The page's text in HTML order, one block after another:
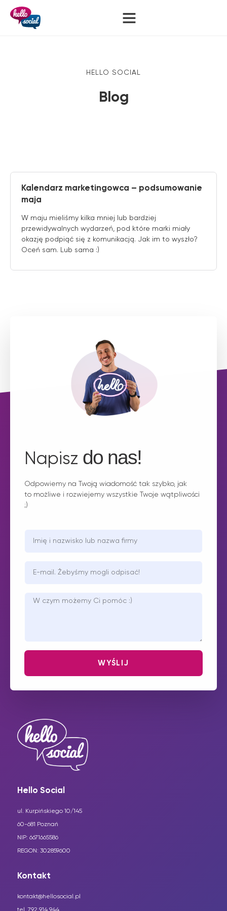
HELLO SOCIAL
Blog
Kalendarz marketingowca – podsumowanie
maja
W maju mieliśmy kilka mniej lub bardziej
przewidywalnych wydarzeń, pod które marki miały
okazję podpiąć się z komunikacją. Jak im to wyszło?
Oceń sam. Lub sama :)
Napisz do nas!
Odpowiemy na Twoją wiadomość tak szybko, jak
to możliwe i rozwiejemy wszystkie Twoje wątpliwości
;)
WYŚLIJ
Hello Social
ul. Kurpińskiego 10/145
60-681 Poznań
NIP: 6671665586
REGON: 302859600
Kontakt
kontakt@hellosocial.pl